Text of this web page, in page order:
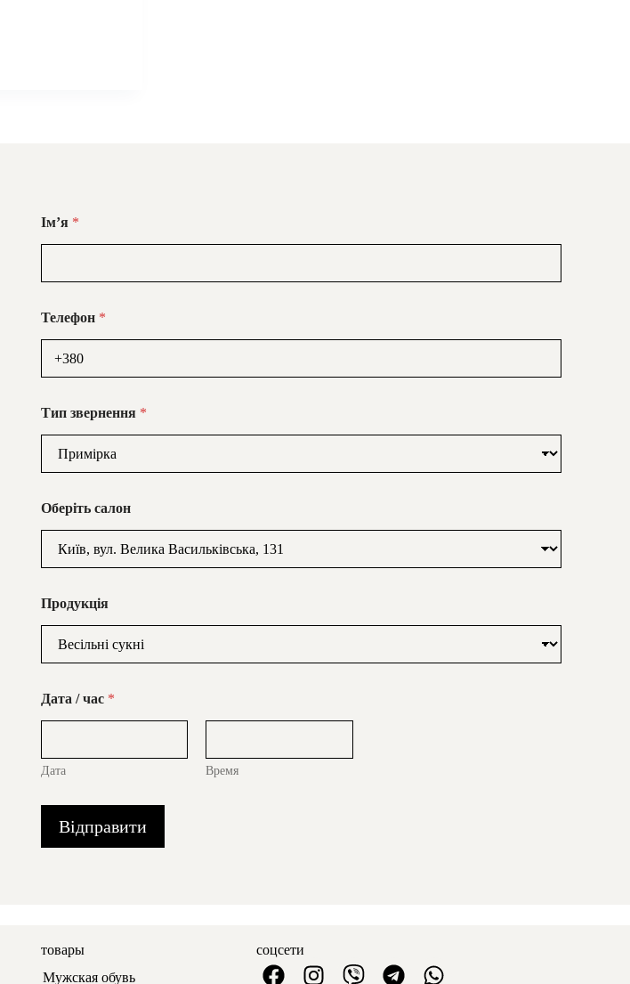
Імʼя *
Телефон *
Тип звернення *
Оберіть салон
Продукція
Дата / час *
Дата Время
Відправити
товары
Мужская обувь
соцсети